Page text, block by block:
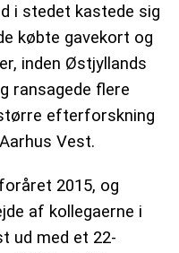
i stedet kastede sig
købte gavekort og
inden Østjyllands
ransagede flere
efterforskning
Vest.
2015, og
af kollegaerne i
ud med et 22-